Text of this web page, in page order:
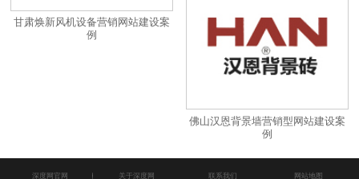
甘肃焕新风机设备营销网站建设案
例
佛山汉恩背景墙营销型网站建设案
例
深度网官网 关于深度网 联系我们 网站地图